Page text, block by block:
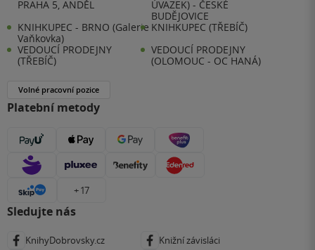
PRAHA 5, ANDĚL
ÚVAZEK) - ČESKÉ
BUDĚJOVICE
KNIHKUPEC - BRNO (Galerie
Vaňkovka)
KNIHKUPEC (TŘEBÍČ)
VEDOUCÍ PRODEJNY
(TŘEBÍČ)
VEDOUCÍ PRODEJNY
(OLOMOUC - OC HANÁ)
Volné pracovní pozice
Platební metody
+ 17
Sledujte nás
KnihyDobrovsky.cz Knižní závisláci